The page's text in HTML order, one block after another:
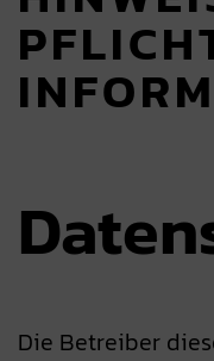
Die Betreiber